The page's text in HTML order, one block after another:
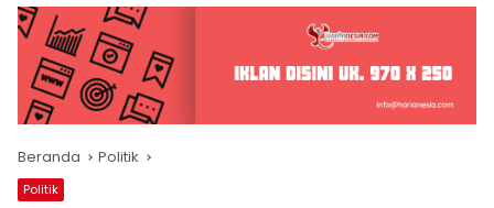
Beranda Politik
Politik